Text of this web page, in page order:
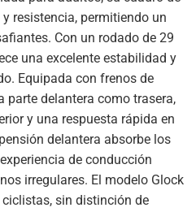
resistencia, permitiendo un
Con un rodado de 29
una excelente estabilidad y
Equipada con frenos de
parte delantera como trasera,
y una respuesta rápida en
delantera absorbe los
de conducción
irregulares. El modelo Glock
sin distinción de